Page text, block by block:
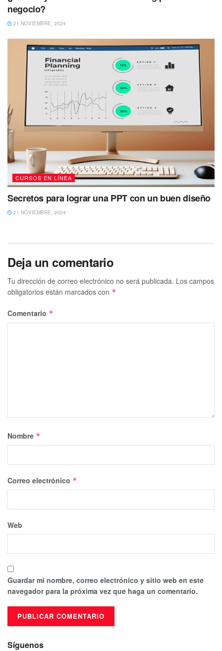
negocio?
21 NOVIEMBRE, 2024
CURSOS EN LÍNEA
Secretos para lograr una PPT con un buen diseño
21 NOVIEMBRE, 2024
Deja un comentario
Tu dirección de correo electrónico no será publicada. Los campos
obligatorios están marcados con *
Comentario *
Nombre *
Correo electrónico *
Web
Guardar mi nombre, correo electrónico y sitio web en este
navegador para la próxima vez que haga un comentario.
Síguenos